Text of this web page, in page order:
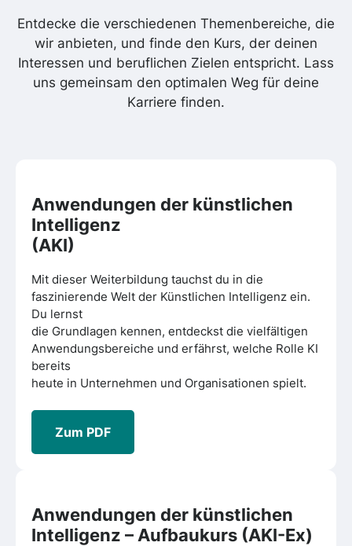
Entdecke die verschiedenen Themenbereiche, die
wir anbieten, und finde den Kurs, der deinen
Interessen und beruflichen Zielen entspricht. Lass
uns gemeinsam den optimalen Weg für deine
Karriere finden.
Anwendungen der künstlichen
Intelligenz
(AKI)
Mit dieser Weiterbildung tauchst du in die
faszinierende Welt der Künstlichen Intelligenz ein.
Du lernst
die Grundlagen kennen, entdeckst die vielfältigen
Anwendungsbereiche und erfährst, welche Rolle KI
bereits
heute in Unternehmen und Organisationen spielt.
Zum PDF
Anwendungen der künstlichen
Intelligenz – Aufbaukurs (AKI-Ex)